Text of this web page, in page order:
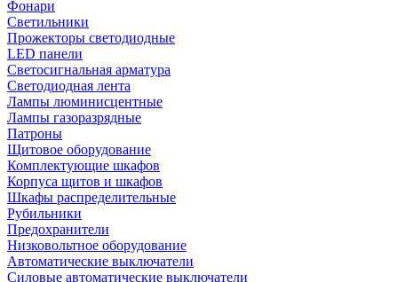
Фонари
Светильники
Прожекторы светодиодные
LED панели
Светосигнальная арматура
Светодиодная лента
Лампы люминисцентные
Лампы газоразрядные
Патроны
Щитовое оборудование
Комплектующие шкафов
Корпуса щитов и шкафов
Шкафы распределительные
Рубильники
Предохранители
Низковольтное оборудование
Автоматические выключатели
Силовые автоматические выключатели